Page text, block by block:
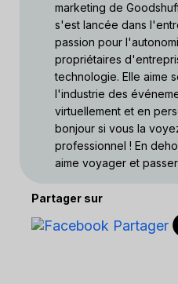
marketing de
s'est lancée dans
passion pour
propriétaires
technologie. Elle aime
l'industrie des
virtuellement et en
bonjour si vous la
professionnel ! En
aime voyager et
Partager sur